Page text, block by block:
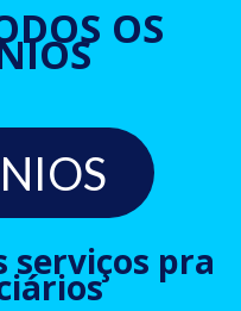
OS
serviços pra